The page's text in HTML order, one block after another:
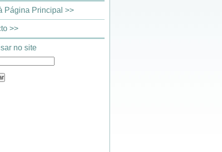
Página Principal >>
>>
no site